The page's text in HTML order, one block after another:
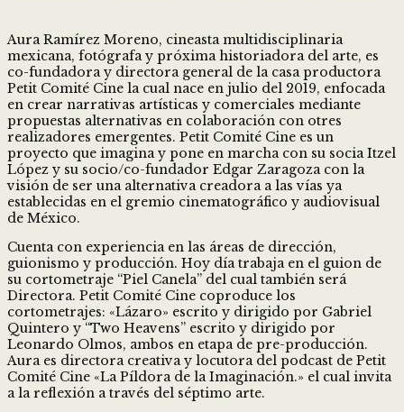
Aura Ramírez Moreno, cineasta multidisciplinaria
mexicana, fotógrafa y próxima historiadora del arte, es
co-fundadora y directora general de la casa productora
Petit Comité Cine la cual nace en julio del 2019, enfocada
en crear narrativas artísticas y comerciales mediante
propuestas alternativas en colaboración con otres
realizadores emergentes. Petit Comité Cine es un
proyecto que imagina y pone en marcha con su socia Itzel
López y su socio/co-fundador Edgar Zaragoza con la
visión de ser una alternativa creadora a las vías ya
establecidas en el gremio cinematográfico y audiovisual
de México.
Cuenta con experiencia en las áreas de dirección,
guionismo y producción. Hoy día trabaja en el guion de
su cortometraje “Piel Canela” del cual también será
Directora. Petit Comité Cine coproduce los
cortometrajes: «Lázaro» escrito y dirigido por Gabriel
Quintero y “Two Heavens” escrito y dirigido por
Leonardo Olmos, ambos en etapa de pre-producción.
Aura es directora creativa y locutora del podcast de Petit
Comité Cine «La Píldora de la Imaginación.» el cual invita
a la reflexión a través del séptimo arte.